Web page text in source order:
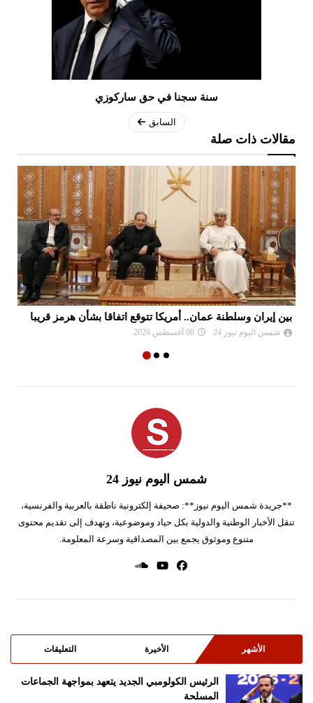
سنة سجنا في حق ساركوزي
السابق
مقالات ذات صلة
بين إيران وسلطنة عمان.. أمريكا تتوقع اتفاقا بشأن هرمز قريبا
شمس اليوم نيوز 24 08 أغسطس 2026
شمس اليوم نيوز 24
**جريدة شمس اليوم نيوز**: صحيفة إلكترونية ناطقة بالعربية والفرنسية،
تنقل الأخبار الوطنية والدولية بكل حياد وموضوعية، وتهدف إلى تقديم محتوى
متنوع وموثوق يجمع بين المصداقية وسرعة المعلومة.
الأشهر الأخيرة التعليقات
الرئيس الكولومبي الجديد يتعهد بمواجهة الجماعات
المسلحة